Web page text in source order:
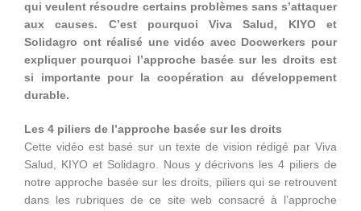
qui veulent résoudre certains problèmes sans s’attaquer
aux causes. C’est pourquoi Viva Salud, KIYO et
Solidagro ont réalisé une vidéo avec Docwerkers pour
expliquer pourquoi l’approche basée sur les droits est
si importante pour la coopération au développement
durable.
Les 4 piliers de l’approche basée sur les droits
Cette vidéo est basé sur un texte de vision rédigé par Viva
Salud, KIYO et Solidagro. Nous y décrivons les 4 piliers de
notre approche basée sur les droits, piliers qui se retrouvent
dans les rubriques de ce site web consacré à l’approche